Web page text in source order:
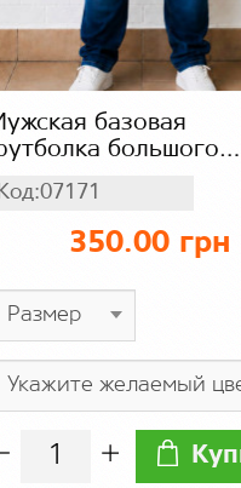
базовая
большого
хлопок, цвет
синий
Код:07171
350.00 грн